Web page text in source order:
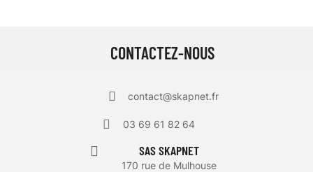
CONTACTEZ-NOUS
contact@skapnet.fr
03 69 61 82 64
SAS SKAPNET
170 rue de Mulhouse